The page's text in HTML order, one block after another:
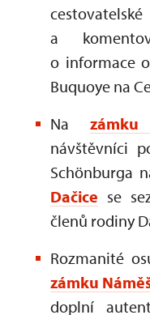
a
o informace
Buquoye na
Na
návštěvníci
Schönburga
Dačice se
členů rodiny
Rozmanité
zámku
doplní